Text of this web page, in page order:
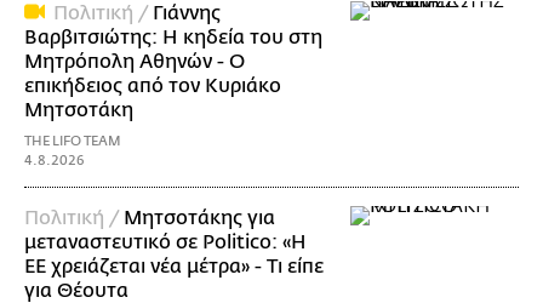
Πολιτική / Γιάννης
Βαρβιτσιώτης: Η κηδεία του στη
Μητρόπολη Αθηνών - Ο
επικήδειος από τον Κυριάκο
Μητσοτάκη
THE LIFO TEAM
4.8.2026
Πολιτική / Μητσοτάκης για
μεταναστευτικό σε Politico: «Η
ΕΕ χρειάζεται νέα μέτρα» - Τι είπε
για Θέουτα